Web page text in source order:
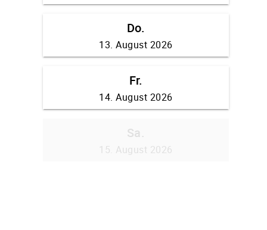
Do.
13. August 2026
Fr.
14. August 2026
Sa.
15. August 2026